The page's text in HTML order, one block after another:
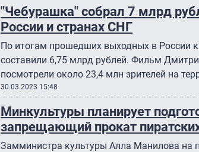
"Чебурашка" собрал 7 млрд
России и странах СНГ
По итогам прошедших выходных в России
составили 6,75 млрд рублей. Фильм
посмотрели около 23,4 млн зрителей на
30.03.2023 15:48
Минкультуры планирует
запрещающий прокат
Замминистра культуры Алла Манилова на